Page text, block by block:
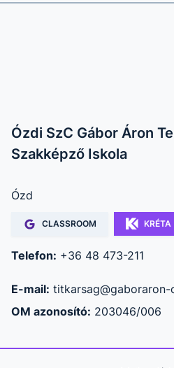
Ózdi SzC Gábor Áron
Szakképző Iskola
Ózd
CLASSROOM KRÉTA
Telefon: +36 48 473-211
E-mail: titkarsag@gaboraron-
OM azonosító: 203046/006